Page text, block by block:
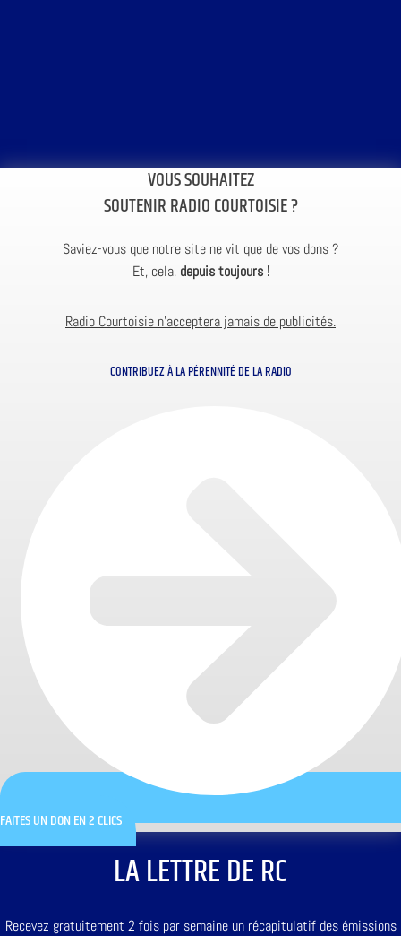
VOUS SOUHAITEZ
SOUTENIR RADIO COURTOISIE ?
Saviez-vous que notre site ne vit que de vos dons ?
Et, cela, depuis toujours !
Radio Courtoisie n’acceptera jamais de publicités.
CONTRIBUEZ À LA PÉRENNITÉ DE LA RADIO
FAITES UN DON EN 2 CLICS
LA LETTRE DE RC
Recevez gratuitement 2 fois par semaine un récapitulatif des émissions